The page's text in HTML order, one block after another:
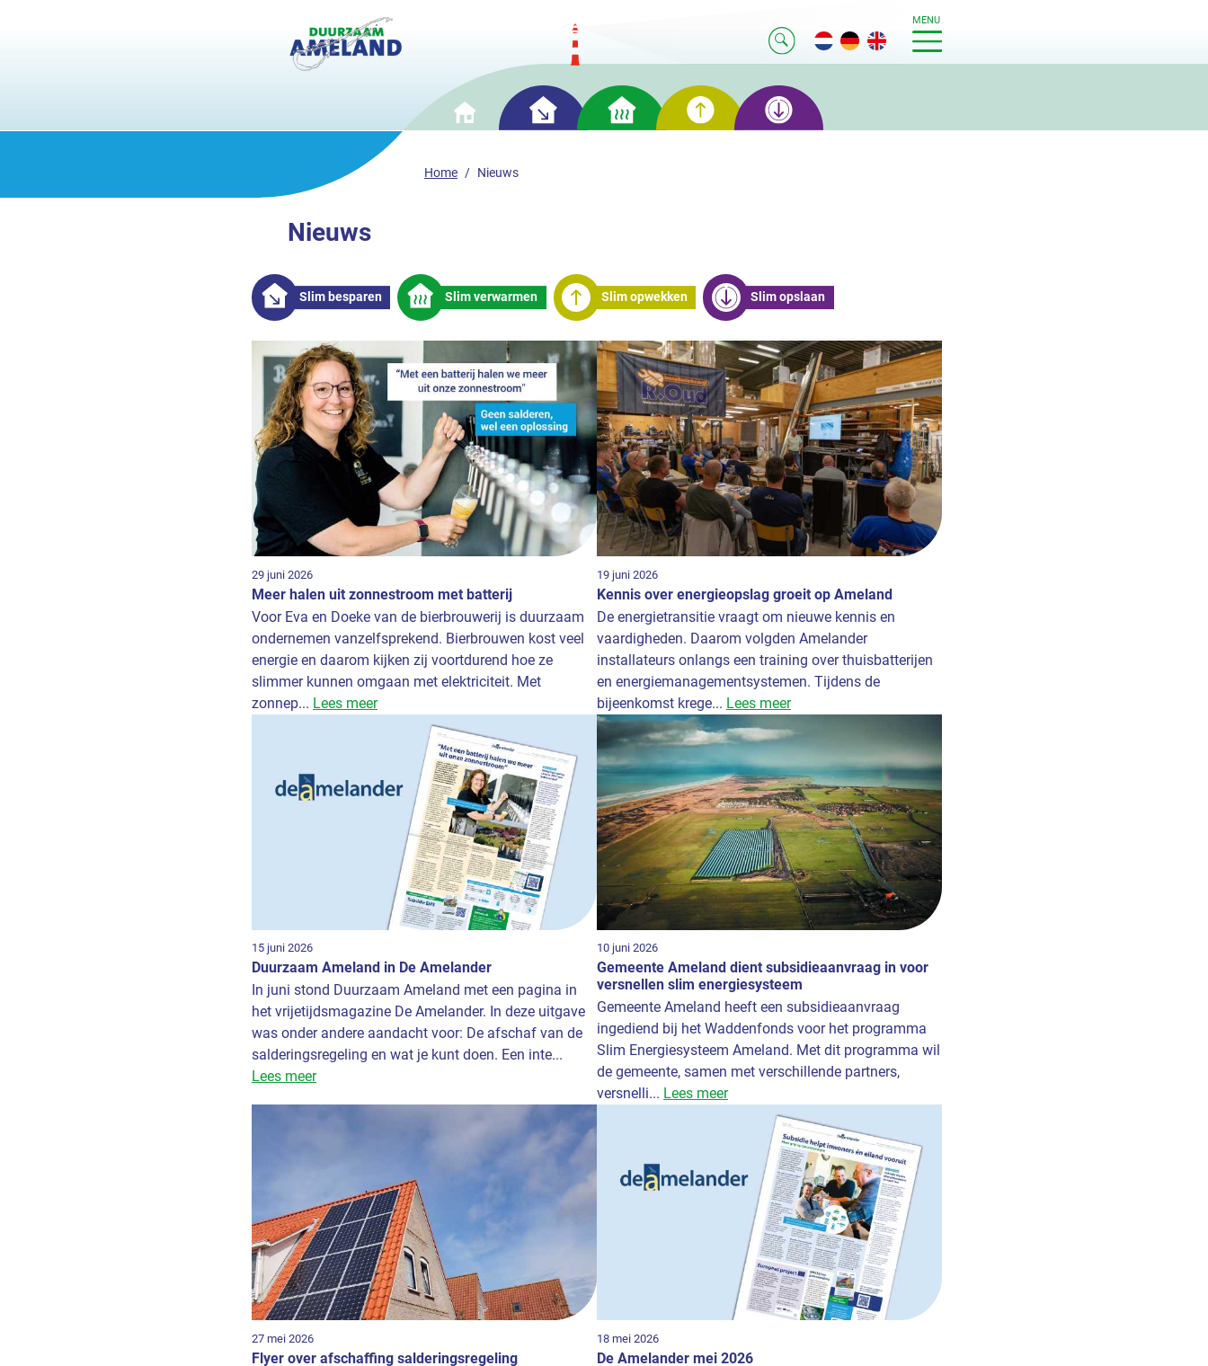
MENU
Home Nieuws
Nieuws
Slim besparen Slim verwarmen Slim opwekken Slim opslaan
29 juni 2026
Meer halen uit zonnestroom met batterij
Voor Eva en Doeke van de bierbrouwerij is duurzaam
ondernemen vanzelfsprekend. Bierbrouwen kost veel
energie en daarom kijken zij voortdurend hoe ze
slimmer kunnen omgaan met elektriciteit. Met
zonnep... Lees meer
19 juni 2026
Kennis over energieopslag groeit op Ameland
De energietransitie vraagt om nieuwe kennis en
vaardigheden. Daarom volgden Amelander
installateurs onlangs een training over thuisbatterijen
en energiemanagementsystemen. Tijdens de
bijeenkomst krege... Lees meer
15 juni 2026
Duurzaam Ameland in De Amelander
In juni stond Duurzaam Ameland met een pagina in
het vrijetijdsmagazine De Amelander. In deze uitgave
was onder andere aandacht voor: De afschaf van de
salderingsregeling en wat je kunt doen. Een inte...
Lees meer
10 juni 2026
Gemeente Ameland dient subsidieaanvraag in voor
versnellen slim energiesysteem
Gemeente Ameland heeft een subsidieaanvraag
ingediend bij het Waddenfonds voor het programma
Slim Energiesysteem Ameland. Met dit programma wil
de gemeente, samen met verschillende partners,
versnelli... Lees meer
27 mei 2026
Flyer over afschaffing salderingsregeling
18 mei 2026
De Amelander mei 2026